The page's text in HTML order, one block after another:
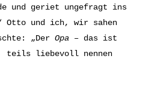
und geriet ungefragt ins
Otto und ich, wir sahen
„Der Opa – das ist
teils liebevoll nennen